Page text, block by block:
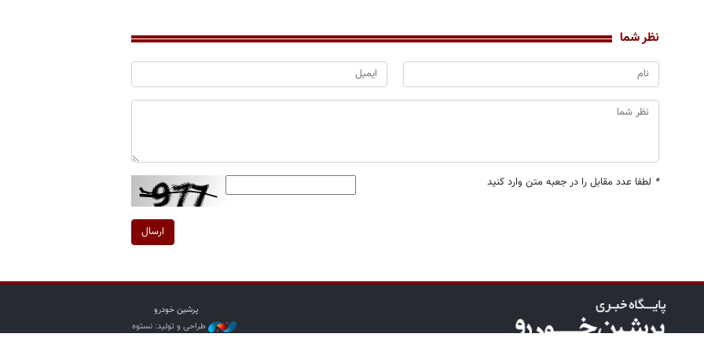
نظر شما
* لطفا عدد مقابل را در جعبه متن وارد کنید
ارسال
پرشین خودرو
طراحی و تولید: نستوه